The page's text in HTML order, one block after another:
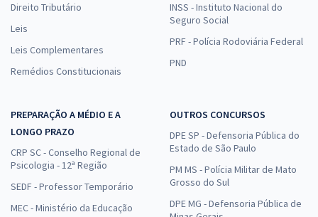
Direito Tributário
Leis
Leis Complementares
Remédios Constitucionais
INSS - Instituto Nacional do
Seguro Social
PRF - Polícia Rodoviária Federal
PND
PREPARAÇÃO A MÉDIO E A
LONGO PRAZO
CRP SC - Conselho Regional de
Psicologia - 12ª Região
SEDF - Professor Temporário
MEC - Ministério da Educação
OUTROS CONCURSOS
DPE SP - Defensoria Pública do
Estado de São Paulo
PM MS - Polícia Militar de Mato
Grosso do Sul
DPE MG - Defensoria Pública de